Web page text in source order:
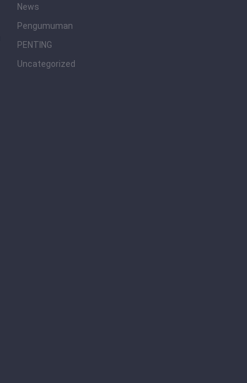
News
Pengumuman
PENTING
Uncategorized